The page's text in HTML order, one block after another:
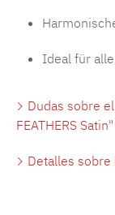
Ideal für
Dudas sobre
FEATHERS
Detalles